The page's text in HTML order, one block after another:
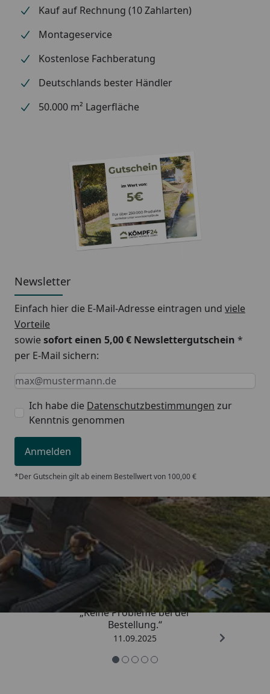
Kauf auf Rechnung (10 Zahlarten)
Montageservice
Kostenlose Fachberatung
Deutschlands bester Händler
50.000 m² Lagerfläche
Newsletter
Einfach hier die E-Mail-Adresse eintragen und viele
Vorteile
sowiesofort einen 5,00 € Newslettergutschein *
per E-Mail sichern:
Keine Eingabe erforderlich
Eingabe erforderlich
E-Mail *
Ich habe die Datenschutzbestimmungen zur
Kenntnis genommen
Anmelden
*Der Gutschein gilt ab einem Bestellwert von 100,00 €
Trusted Shops
5,00/ 5
„Keine Probleme bei der
Bestellung.“
11.09.2025